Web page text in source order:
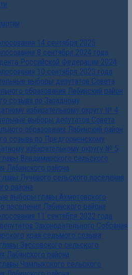
14 сентября 2025
8 сентября 2024 года
Российской Федерации 2024
10 сентября 2023 года
выборы депутатов Совета
образования Лабинский район
созыва по Западному
избирательному округу № 4
выборы депутатов Совета
образования Лабинский район
созыва по Предгорненскому
избирательному округу № 5
Владимирского сельского
Лабинского района
Лучевого сельского поселения
района
выборы главы Ахметовского
поселения Лабинского района
11 сентября 2022 года
Законодательного Собрания
края седьмого созыва
Зассовского сельского
Лабинского района
Чамлыкского сельского